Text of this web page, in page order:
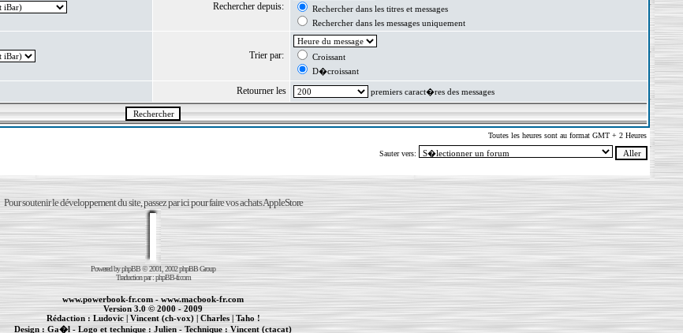
Rechercher depuis:
Rechercher dans les titres et messages
Rechercher dans les messages uniquement
Trier par:
Croissant
D�croissant
Retourner les premiers caract�res des messages
Toutes les heures sont au format GMT + 2 Heures
Sauter vers:
Pour soutenir le développement du site, passez par ici pour faire vos achats AppleStore
Powered byphpBB© 2001, 2002 phpBB Group
Traduction par :phpBB-fr.com
www.powerbook-fr.com-www.macbook-fr.com
Version 3.0 © 2000 - 2009
Rédaction :Ludovic| Vincent (ch-vox)|Charles| Taho !
Design : Ga�l - Logo et technique : Julien - Technique :Vincent (ctacat)